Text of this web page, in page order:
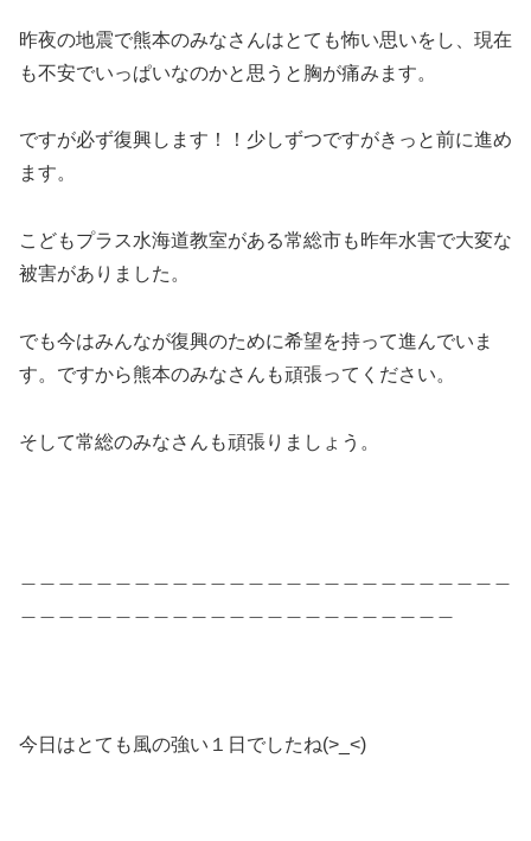
昨夜の地震で熊本のみなさんはとても怖い思いをし、現在
も不安でいっぱいなのかと思うと胸が痛みます。
ですが必ず復興します！！少しずつですがきっと前に進め
ます。
こどもプラス水海道教室がある常総市も昨年水害で大変な
被害がありました。
でも今はみんなが復興のために希望を持って進んでいま
す。ですから熊本のみなさんも頑張ってください。
そして常総のみなさんも頑張りましょう。
今日はとても風の強い１日でしたね(>_<)